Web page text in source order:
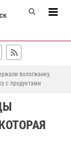
вологжанку,
с продуктами